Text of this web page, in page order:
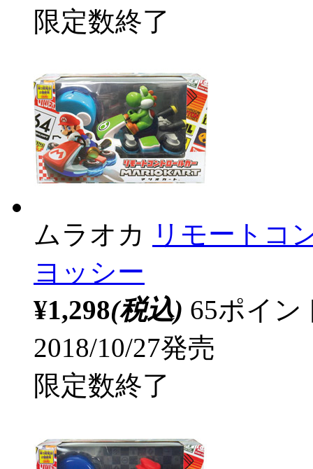
限定数終了
ムラオカ
リモートコ
ヨッシー
¥1,298(税込) 65ポイ
2018/10/27発売
限定数終了